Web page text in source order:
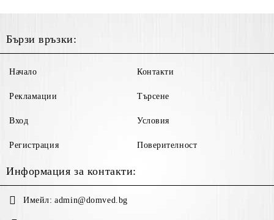
Бързи връзки:
Начало
Рекламации
Вход
Регистрация
Контакти
Търсене
Условия
Поверителност
Информация за контакти:
Имейл: admin@domved.bg